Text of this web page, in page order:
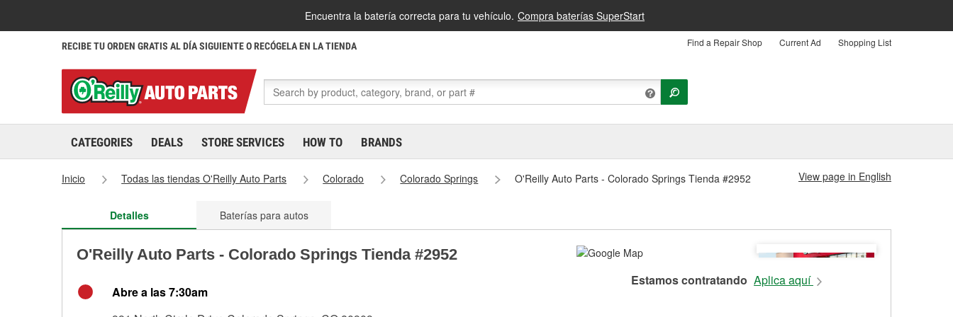
Encuentra la batería correcta para tu vehículo. Compra baterías SuperStart
RECIBE TU ORDEN GRATIS AL DÍA SIGUIENTE O RECÓGELA EN LA TIENDA Find a Repair Shop Current Ad Shopping List
CATEGORIES DEALS STORE SERVICES HOW TO BRANDS
Inicio Todas las tiendas O'Reilly Auto Parts Colorado Colorado Springs O'Reilly Auto Parts - Colorado Springs Tienda #2952 View page in English
Detalles Baterías para autos
O'Reilly Auto Parts - Colorado Springs Tienda #2952
Abre a las 7:30am
Estamos contratando Aplica aquí